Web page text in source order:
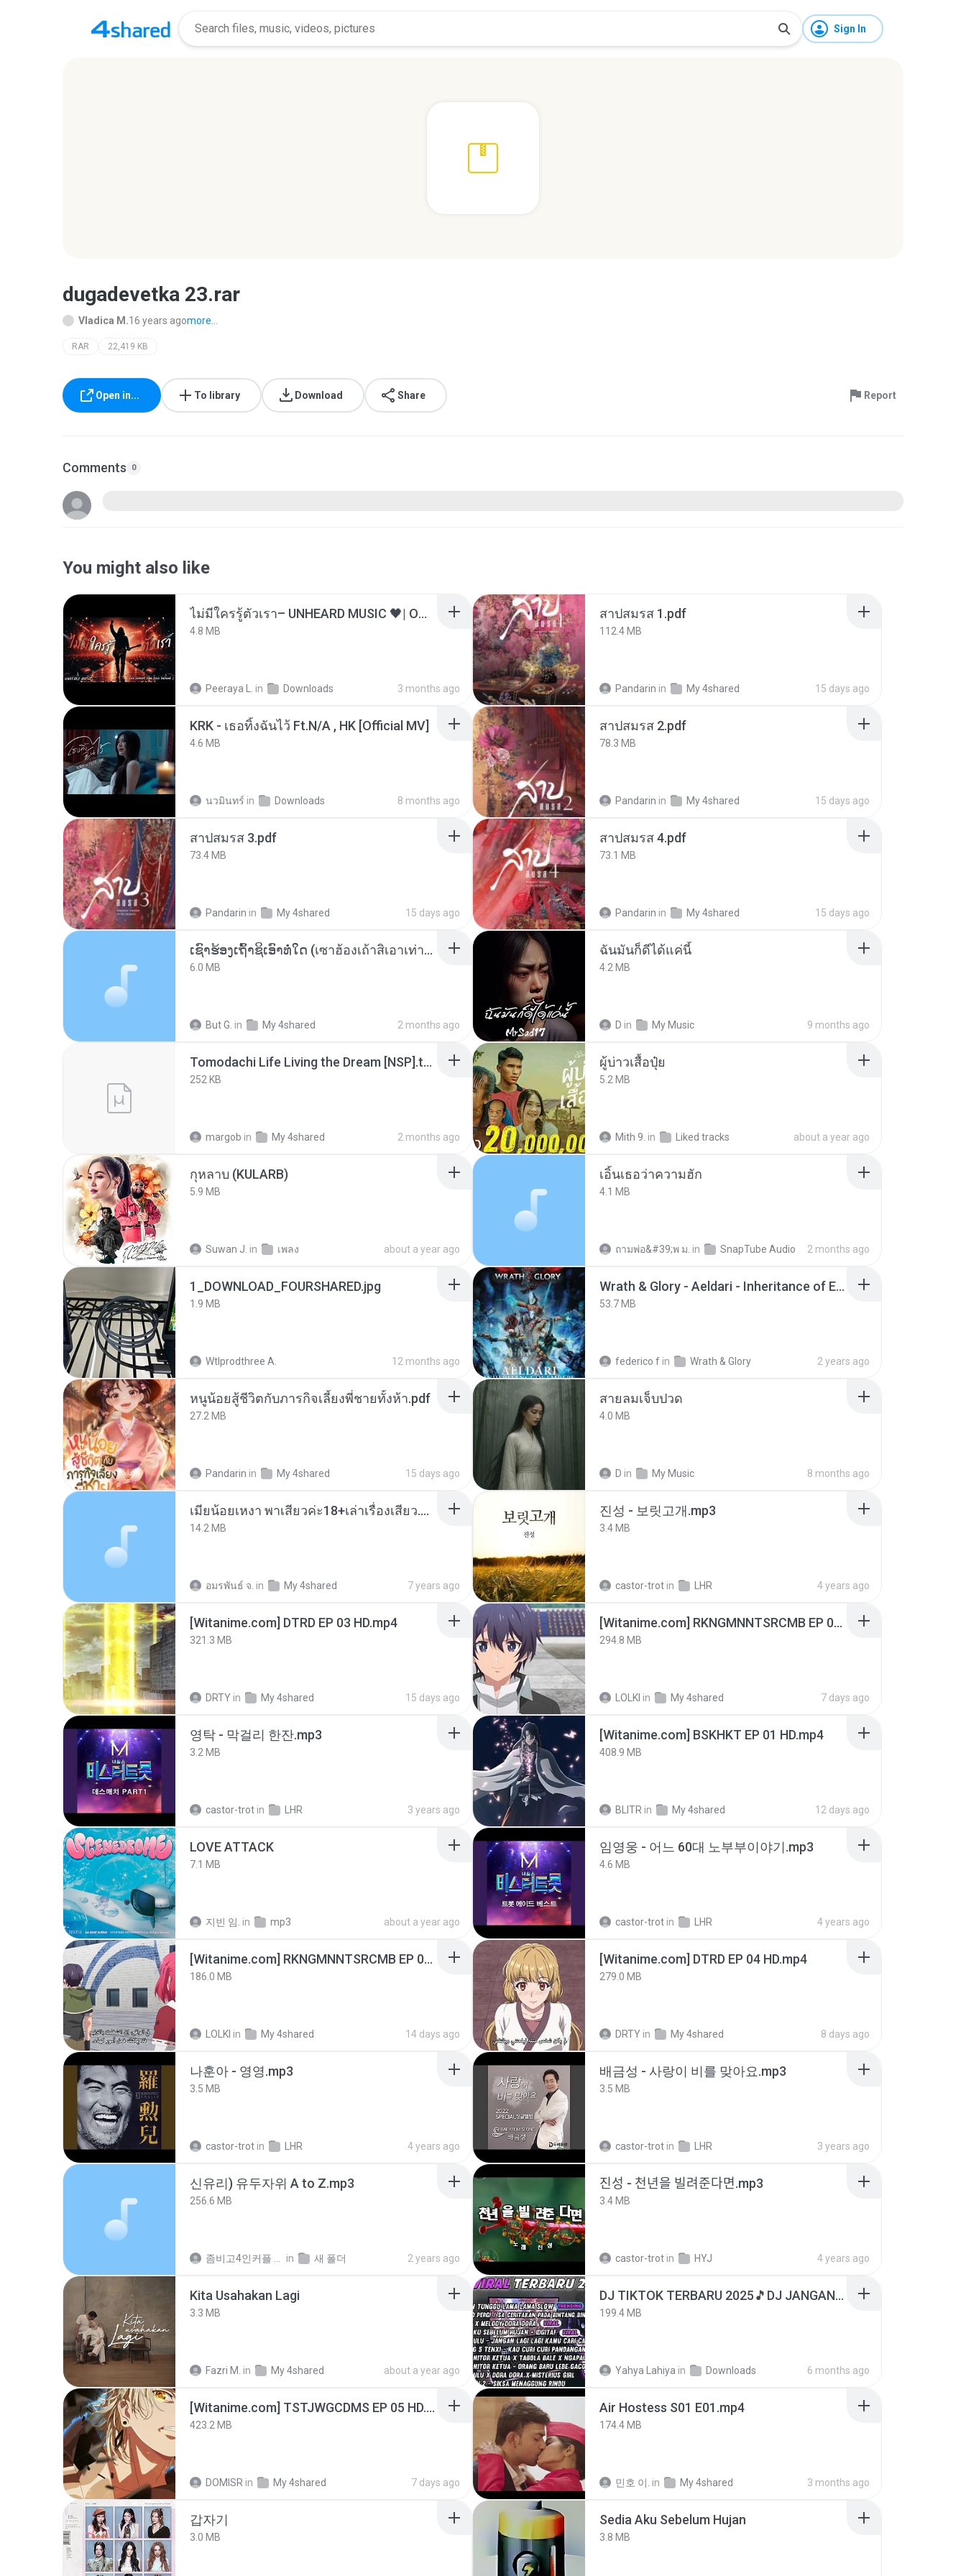
Sign In
dugadevetka 23.rar
Vladica M.16 years agomore...
RAR 22,419 KB
Open in... To library Download Share Report
Comments 0
You might also like
ไม่มีใครรู้ตัวเรา– UNHEARD MUSIC 🖤| Official Lyric Video | เพลงสู้ชีวิต
4.8 MB
Peeraya L. in Downloads 3 months ago
สาปสมรส 1.pdf
112.4 MB
Pandarin in My 4shared 15 days ago
KRK - เธอทิ้งฉันไว้ Ft.N/A , HK [Official MV]
4.6 MB
นวมินทร์ in Downloads 8 months ago
สาปสมรส 2.pdf
78.3 MB
Pandarin in My 4shared 15 days ago
สาปสมรส 3.pdf
73.4 MB
Pandarin in My 4shared 15 days ago
สาปสมรส 4.pdf
73.1 MB
Pandarin in My 4shared 15 days ago
ເຊົາຮ້ອງເຖົ້າຊິເອົາທໍ່ໃດ (เซาฮ้องเถ้าสิเอาเท่าใด) ບຸນເກີດ ຫນູຫ່ວງ ft. ໂສພາ ຈຸນທະລາ
6.0 MB
But G. in My 4shared 2 months ago
ฉันมันก็ดีได้แค่นี้
4.2 MB
D in My Music 9 months ago
Tomodachi Life Living the Dream [NSP].torrent
252 KB
margob in My 4shared 2 months ago
ผู้บ่าวเสื้อปุ๋ย
5.2 MB
Mith 9. in Liked tracks about a year ago
กุหลาบ (KULARB)
5.9 MB
Suwan J. in เพลง about a year ago
เอิ้นเธอว่าความฮัก
4.1 MB
ถามพ่อ&#39;พ ม. in SnapTube Audio 2 months ago
1_DOWNLOAD_FOURSHARED.jpg
1.9 MB
Wtlprodthree A. 12 months ago
Wrath & Glory - Aeldari - Inheritance of Embers.pdf
53.7 MB
federico f in Wrath & Glory 2 years ago
หนูน้อยสู้ชีวิตกับภารกิจเลี้ยงพี่ชายทั้งห้า.pdf
27.2 MB
Pandarin in My 4shared 15 days ago
สายลมเจ็บปวด
4.0 MB
D in My Music 8 months ago
เมียน้อยเหงา พาเสียวค่ะ18+เล่าเรื่องเสียว.mp3
14.2 MB
อมรพันธ์ จ. in My 4shared 7 years ago
진성 - 보릿고개.mp3
3.4 MB
castor-trot in LHR 4 years ago
[Witanime.com] DTRD EP 03 HD.mp4
321.3 MB
DRTY in My 4shared 15 days ago
[Witanime.com] RKNGMNNTSRCMB EP 06 HD.mp4
294.8 MB
LOLKI in My 4shared 7 days ago
영탁 - 막걸리 한잔.mp3
3.2 MB
castor-trot in LHR 3 years ago
[Witanime.com] BSKHKT EP 01 HD.mp4
408.9 MB
BLITR in My 4shared 12 days ago
LOVE ATTACK
7.1 MB
지빈 임. in mp3 about a year ago
임영웅 - 어느 60대 노부부이야기.mp3
4.6 MB
castor-trot in LHR 4 years ago
[Witanime.com] RKNGMNNTSRCMB EP 05 HD.mp4
186.0 MB
LOLKI in My 4shared 14 days ago
[Witanime.com] DTRD EP 04 HD.mp4
279.0 MB
DRTY in My 4shared 8 days ago
나훈아 - 영영.mp3
3.5 MB
castor-trot in LHR 4 years ago
배금성 - 사랑이 비를 맞아요.mp3
3.5 MB
castor-trot in LHR 3 years ago
신유리) 유두자위 A to Z.mp3
256.6 MB
in 새 폴더 2 years ago
진성 - 천년을 빌려준다면.mp3
3.4 MB
castor-trot in HYJ 4 years ago
Kita Usahakan Lagi
3.3 MB
Fazri M. in My 4shared about a year ago
DJ TIKTOK TERBARU 2025🎵DJ JANGAN TUNGGU LAMA LAMA NANTI LAMA LAMA 🎵DJ SEDIA AKU SEBELUM HUJAN
199.4 MB
Yahya Lahiya in Downloads 6 months ago
[Witanime.com] TSTJWGCDMS EP 05 HD.mp4
423.2 MB
DOMISR in My 4shared 7 days ago
Air Hostess S01 E01.mp4
174.4 MB
민호 이. in My 4shared 3 months ago
갑자기
3.0 MB
Sedia Aku Sebelum Hujan
3.8 MB